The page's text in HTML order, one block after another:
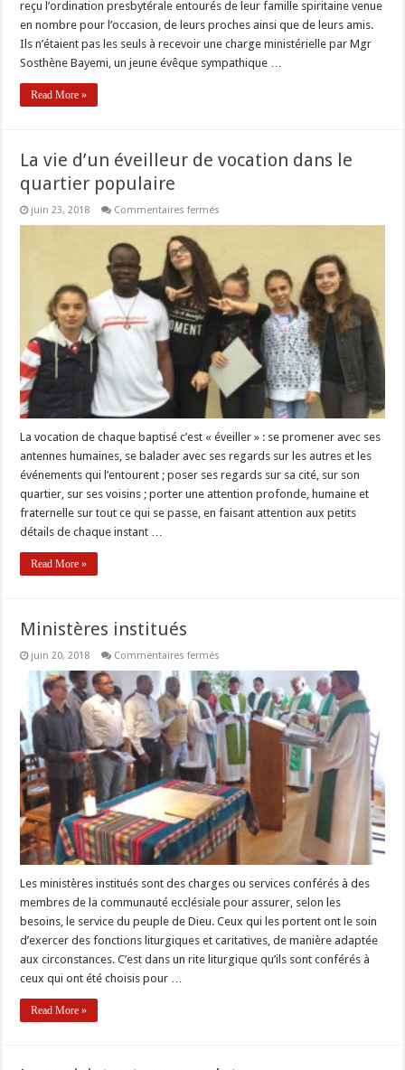
reçu l’ordination presbytérale entourés de leur famille spiritaine venue
en nombre pour l’occasion, de leurs proches ainsi que de leurs amis.
Ils n’étaient pas les seuls à recevoir une charge ministérielle par Mgr
Sosthène Bayemi, un jeune évêque sympathique …
Read More »
La vie d’un éveilleur de vocation dans le
quartier populaire
juin 23, 2018 Commentaires fermés
vocation
dans
le
quartier
populaire
La vocation de chaque baptisé c’est « éveiller » : se promener avec ses
antennes humaines, se balader avec ses regards sur les autres et les
événements qui l’entourent ; poser ses regards sur sa cité, sur son
quartier, sur ses voisins ; porter une attention profonde, humaine et
fraternelle sur tout ce qui se passe, en faisant attention aux petits
détails de chaque instant …
Read More »
Ministères institués
juin 20, 2018 Commentaires fermés
institués
Les ministères institués sont des charges ou services conférés à des
membres de la communauté ecclésiale pour assurer, selon les
besoins, le service du peuple de Dieu. Ceux qui les portent ont le soin
d’exercer des fonctions liturgiques et caritatives, de manière adaptée
aux circonstances. C’est dans un rite liturgique qu’ils sont conférés à
ceux qui ont été choisis pour …
Read More »